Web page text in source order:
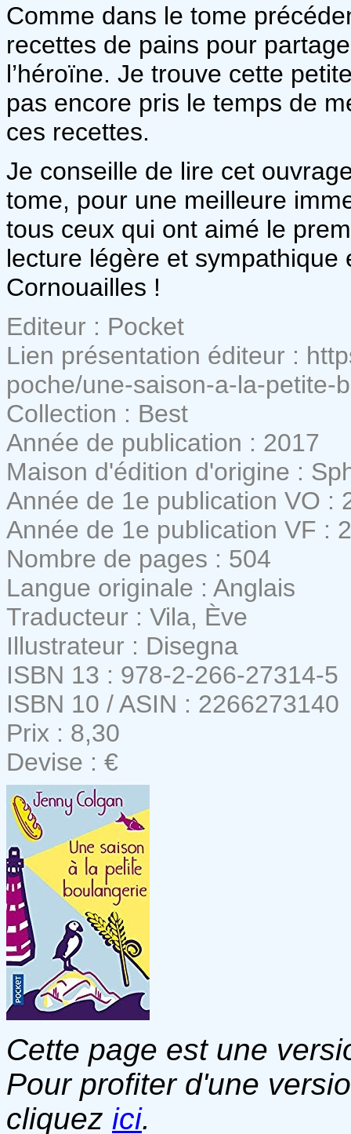
Comme dans le tome
recettes de pains pour
l’héroïne. Je trouve cette
pas encore pris le temps de
ces recettes.
Je conseille de lire cet
tome, pour une meilleure
tous ceux qui ont aimé le
lecture légère et
Cornouailles !
Editeur : Pocket
Lien présentation éditeur :
poche/une-saison-a-la-petite-
Collection : Best
Année de publication : 2017
Maison d'édition d'origine :
Année de 1e publication VO :
Année de 1e publication VF :
Nombre de pages : 504
Langue originale : Anglais
Traducteur : Vila, Ève
Illustrateur : Disegna
ISBN 13 : 978-2-266-27314-5
ISBN 10 / ASIN : 2266273140
Prix : 8,30
Devise : €
Cette page est une
Pour profiter d'une
cliquez ici.